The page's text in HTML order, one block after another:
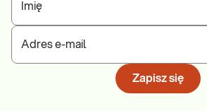
Imię
Adres e-mail
Zapisz się